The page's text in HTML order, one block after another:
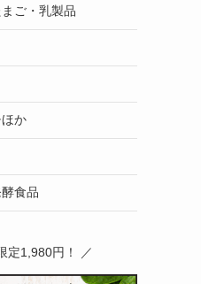
ご・乳製品
か
食品
定1,980円！ ／